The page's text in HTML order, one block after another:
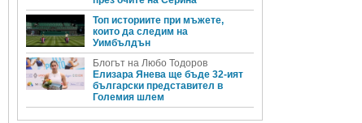
Топ историите при мъжете,
които да следим на
Уимбълдън
Блогът на Любо Тодоров
Елизара Янева ще бъде 32-ият
български представител в
Големия шлем